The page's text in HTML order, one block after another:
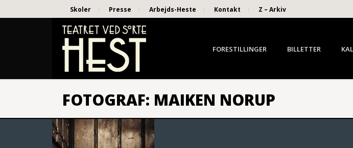
Skoler Presse Arbejds-Heste Kontakt Z – Arkiv
FORESTILLINGER BILLETTER
FOTOGRAF: MAIKEN NORUP